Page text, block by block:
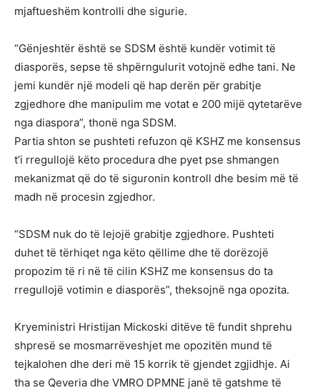
mjaftueshëm kontrolli dhe sigurie.
“Gënjeshtër është se SDSM është kundër votimit të
diasporës, sepse të shpërngulurit votojnë edhe tani. Ne
jemi kundër një modeli që hap derën për grabitje
zgjedhore dhe manipulim me votat e 200 mijë qytetarëve
nga diaspora”, thonë nga SDSM.
Partia shton se pushteti refuzon që KSHZ me konsensus
t’i rregullojë këto procedura dhe pyet pse shmangen
mekanizmat që do të siguronin kontroll dhe besim më të
madh në procesin zgjedhor.
“SDSM nuk do të lejojë grabitje zgjedhore. Pushteti
duhet të tërhiqet nga këto qëllime dhe të dorëzojë
propozim të ri në të cilin KSHZ me konsensus do ta
rregullojë votimin e diasporës”, theksojnë nga opozita.
Kryeministri Hristijan Mickoski ditëve të fundit shprehu
shpresë se mosmarrëveshjet me opozitën mund të
tejkalohen dhe deri më 15 korrik të gjendet zgjidhje. Ai
tha se Qeveria dhe VMRO DPMNE janë të gatshme të